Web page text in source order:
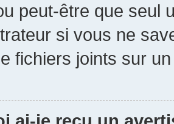
peut-être que seul
si vous ne
fichiers joints sur